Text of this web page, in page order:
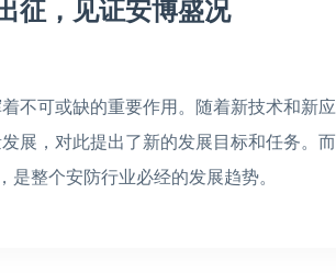
征，见证安博盛况
不可或缺的重要作用。随着新技术和新应
展，对此提出了新的发展目标和任务。而
是整个安防行业必经的发展趋势。